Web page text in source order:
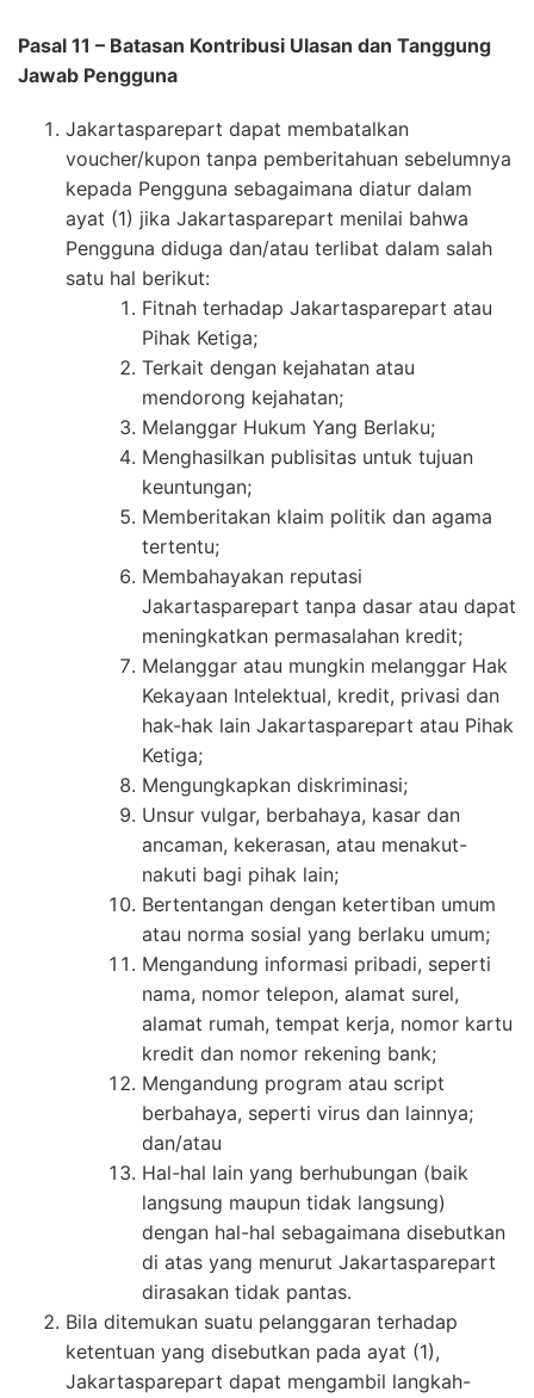
Pasal 11 – Batasan Kontribusi Ulasan dan Tanggung
Jawab Pengguna
Jakartasparepart dapat membatalkan
voucher/kupon tanpa pemberitahuan sebelumnya
kepada Pengguna sebagaimana diatur dalam
ayat (1) jika Jakartasparepart menilai bahwa
Pengguna diduga dan/atau terlibat dalam salah
satu hal berikut:
Fitnah terhadap Jakartasparepart atau
Pihak Ketiga;
Terkait dengan kejahatan atau
mendorong kejahatan;
Melanggar Hukum Yang Berlaku;
Menghasilkan publisitas untuk tujuan
keuntungan;
Memberitakan klaim politik dan agama
tertentu;
Membahayakan reputasi
Jakartasparepart tanpa dasar atau dapat
meningkatkan permasalahan kredit;
Melanggar atau mungkin melanggar Hak
Kekayaan Intelektual, kredit, privasi dan
hak-hak lain Jakartasparepart atau Pihak
Ketiga;
Mengungkapkan diskriminasi;
Unsur vulgar, berbahaya, kasar dan
ancaman, kekerasan, atau menakut-
nakuti bagi pihak lain;
Bertentangan dengan ketertiban umum
atau norma sosial yang berlaku umum;
Mengandung informasi pribadi, seperti
nama, nomor telepon, alamat surel,
alamat rumah, tempat kerja, nomor kartu
kredit dan nomor rekening bank;
Mengandung program atau script
berbahaya, seperti virus dan lainnya;
dan/atau
Hal-hal lain yang berhubungan (baik
langsung maupun tidak langsung)
dengan hal-hal sebagaimana disebutkan
di atas yang menurut Jakartasparepart
dirasakan tidak pantas.
Bila ditemukan suatu pelanggaran terhadap
ketentuan yang disebutkan pada ayat (1),
Jakartasparepart dapat mengambil langkah-